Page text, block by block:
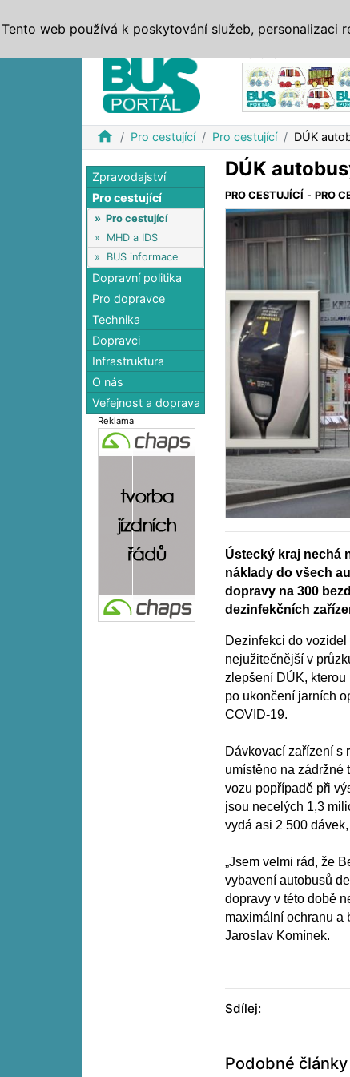
home Pro cestující Pro cestující DÚK
Zpravodajství
Pro cestující
» Pro cestující
» MHD a IDS
» BUS informace
Dopravní politika
Pro dopravce
Technika
Dopravci
Infrastruktura
O nás
Veřejnost a doprava
Reklama
DÚK
PRO CESTUJÍCÍ -PRO
Ústecký kraj nechá
náklady do všech
dopravy na 300
dezinfekčních
Dezinfekci do
nejužitečnější v
zlepšení DÚK,
po ukončení jarních
COVID-19.
Dávkovací zařízení s
umístěno na zádržné
vozu popřípadě při
jsou necelých 1,3
vydá asi 2 500
„Jsem velmi rád, že
vybavení autobusů
dopravy v této době
maximální ochranu a
Jaroslav Komínek.
Sdílej:
Podobné články
Tento web používá k poskytování služeb, personalizaci